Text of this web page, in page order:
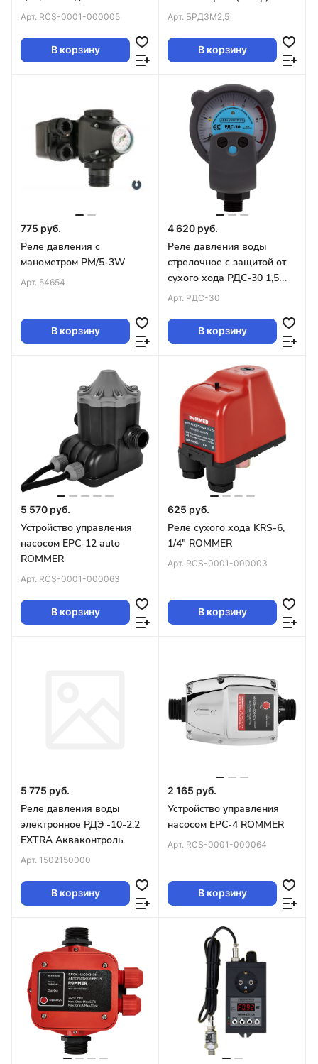
ROMMER
Арт. RCS-0001-000005
В корзину
Арт. БРД3М2,5
В корзину
775 руб.
Реле давления с
манометром РМ/5-3W
Арт. 54654
В корзину
4 620 руб.
Реле давления воды
стрелочное c защитой от
сухого хода РДС-30 1,5
кВт EXTRA Акваконтроль
Арт. РДС-30
В корзину
5 570 руб.
Устройство управления
насосом EPC-12 auto
ROMMER
Арт. RCS-0001-000063
В корзину
625 руб.
Реле сухого хода KRS-6,
1/4" ROMMER
Арт. RCS-0001-000003
В корзину
5 775 руб.
Реле давления воды
электронное РДЭ -10-2,2
EXTRA Акваконтроль
Арт. 1502150000
В корзину
2 165 руб.
Устройство управления
насосом EPC-4 ROMMER
Арт. RCS-0001-000064
В корзину